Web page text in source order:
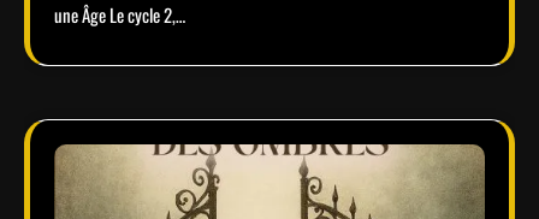
une Âge Le cycle 2,…